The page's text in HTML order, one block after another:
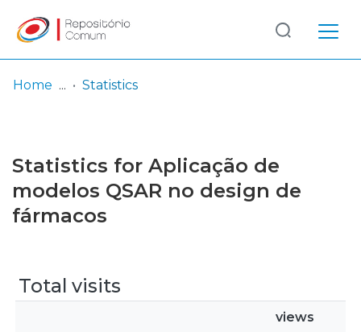
Browse repository
Entities
Log
In
(current)
Home Statistics
Statistics for Aplicação de
modelos QSAR no design de
fármacos
Total visits
views